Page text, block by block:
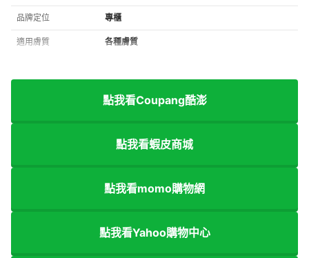
品牌定位 專櫃
適用膚質 各種膚質
點我看Coupang酷澎
點我看蝦皮商城
點我看momo購物網
點我看Yahoo購物中心